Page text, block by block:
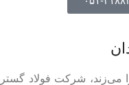
می‌زند، شرکت فولاد گستر